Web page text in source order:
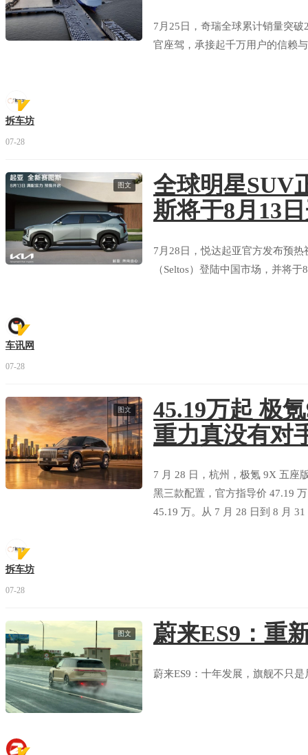
7月25日，奇瑞全球累计销量突
官座驾，承接起千万用户的信赖
拆车坊
07-28
图文
全球明星SUV
斯将于8月13
7月28日，悦达起亚官方发布预
（Seltos）登陆中国市场，并将
车讯网
07-28
图文
45.19万起 极
重力真没有对
7 月 28 日，杭州，极氪 9X 五座
黑三款配置，官方指导价 47.19
45.19 万。从 7 月 28 日到 8 月
拆车坊
07-28
图文 蔚来ES9：重
蔚来ES9：十年发展，旗舰不只